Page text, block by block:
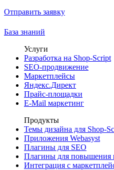
Отправить заявку
База знаний
Услуги
Разработка на Shop-Script
SEO-продвижение
Маркетплейсы
Яндекс.Директ
Прайс-площадки
E-Mail маркетинг
Продукты
Темы дизайна для Shop-
Приложения Webasyst
Плагины для SEO
Плагины для повышения
Интеграция с